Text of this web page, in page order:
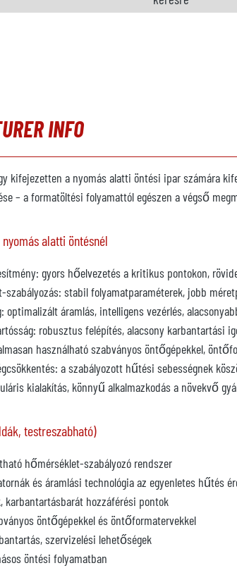
INFO
kifejezetten a nyomás alatti öntési ipar számára
– a formatöltési folyamattól egészen a végső
alatti öntésnél
gyors hőelvezetés a kritikus pontokon,
szabályozás: stabil folyamatparaméterek, jobb
optimalizált áramlás, intelligens vezérlés,
robusztus felépítés, alacsony karbantartási
használható szabványos öntőgépekkel,
a szabályozott hűtési sebességnek
kialakítás, könnyű alkalmazkodás a növekvő
testreszabható)
hőmérséklet-szabályozó rendszer
és áramlási technológia az egyenletes hűtés
karbantartásbarát hozzáférési pontok
öntőgépekkel és öntőformatervekkel
szervizelési lehetőségek
öntési folyamatban